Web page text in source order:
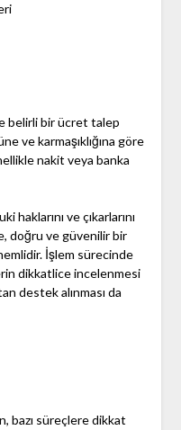
belirli bir ücret talep
ve karmaşıklığına göre
nakit veya banka
ve çıkarlarını
doğru ve güvenilir bir
İşlem sürecinde
dikkatlice incelenmesi
destek alınması da
bazı süreçlere dikkat